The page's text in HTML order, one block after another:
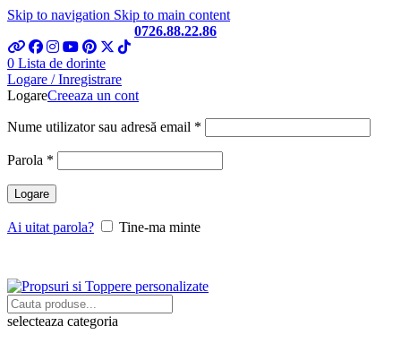
Skip to navigation Skip to main content
0726.88.22.86
0 Lista de dorinte
Logare / Inregistrare
LogareCreeaza un cont
Nume utilizator sau adresă email *
Parola *
Logare
Ai uitat parola? Tine-ma minte
selecteaza categoria